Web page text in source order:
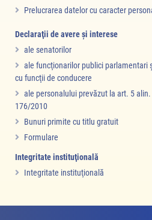
Prelucrarea datelor cu caracter
Declaraţii de avere şi interese
ale senatorilor
ale funcţionarilor publici parlamentari
cu funcţii de conducere
ale personalului prevăzut la art. 5
176/2010
Bunuri primite cu titlu gratuit
Formulare
Integritate instituţională
Integritate instituţională